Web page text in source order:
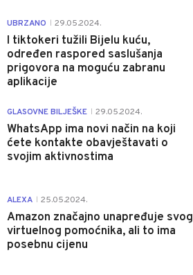
UBRZANO 29.05.2024.
I tiktokeri tužili Bijelu kuću,
određen raspored saslušanja
prigovora na moguću zabranu
aplikacije
GLASOVNE BILJEŠKE 29.05.2024.
WhatsApp ima novi način na koji
ćete kontakte obavještavati o
svojim aktivnostima
ALEXA 25.05.2024.
Amazon značajno unapređuje svog
virtuelnog pomoćnika, ali to ima
posebnu cijenu